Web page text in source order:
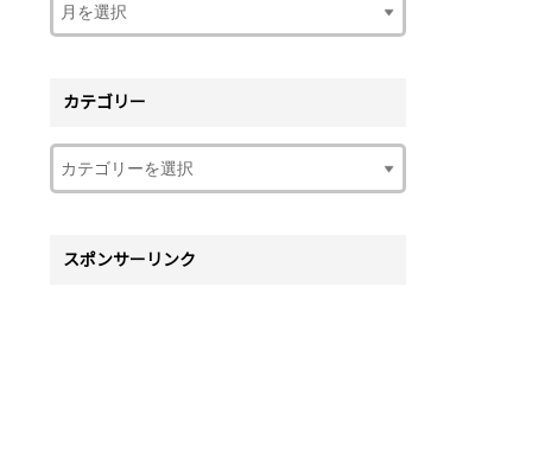
カテゴリー
スポンサーリンク